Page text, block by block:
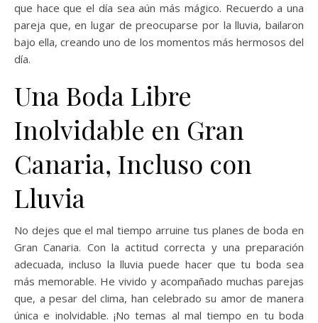
que hace que el día sea aún más mágico. Recuerdo a una
pareja que, en lugar de preocuparse por la lluvia, bailaron
bajo ella, creando uno de los momentos más hermosos del
día.
Una Boda Libre
Inolvidable en Gran
Canaria, Incluso con
Lluvia
No dejes que el mal tiempo arruine tus planes de boda en
Gran Canaria. Con la actitud correcta y una preparación
adecuada, incluso la lluvia puede hacer que tu boda sea
más memorable. He vivido y acompañado muchas parejas
que, a pesar del clima, han celebrado su amor de manera
única e inolvidable. ¡No temas al mal tiempo en tu boda